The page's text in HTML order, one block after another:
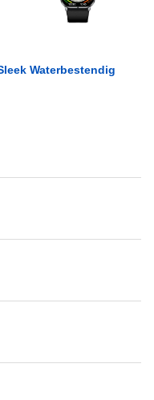
Waterbestendig